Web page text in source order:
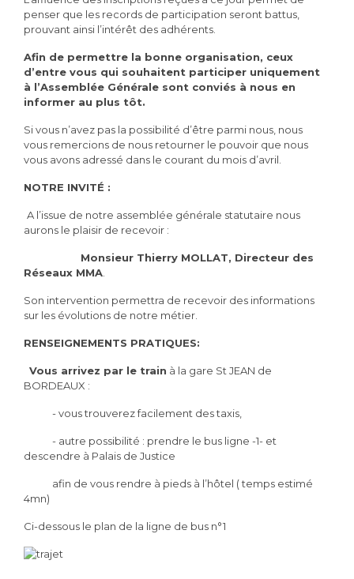
penser que les records de participation seront battus,
prouvant ainsi l’intérêt des adhérents.
Afin de permettre la bonne organisation, ceux
d’entre vous qui souhaitent participer uniquement
à l’Assemblée Générale sont conviés à nous en
informer au plus tôt.
Si vous n’avez pas la possibilité d’être parmi nous, nous
vous remercions de nous retourner le pouvoir que nous
vous avons adressé dans le courant du mois d’avril.
NOTRE INVITÉ :
A l’issue de notre assemblée générale statutaire nous
aurons le plaisir de recevoir :
Monsieur Thierry MOLLAT, Directeur des
Réseaux MMA
Son intervention permettra de recevoir des informations
sur les évolutions de notre métier.
RENSEIGNEMENTS PRATIQUES:
Vous arrivez par le train à la gare St JEAN de
BORDEAUX :
- vous trouverez facilement des taxis,
- autre possibilité : prendre le bus ligne -1- et
descendre à Palais de Justice
afin de vous rendre à pieds à l’hôtel ( temps estimé
4mn)
Ci-dessous le plan de la ligne de bus n°1